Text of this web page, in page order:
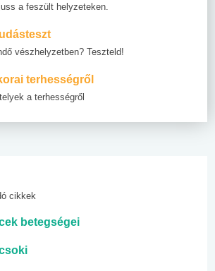
a feszült helyzeteken.
vészhelyzetben? Teszteld!
terhességről
a terhességről
cikkek
betegségei